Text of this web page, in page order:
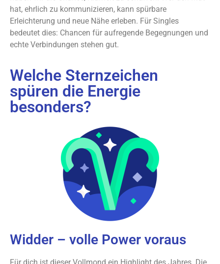
hat, ehrlich zu kommunizieren, kann spürbare
Erleichterung und neue Nähe erleben. Für Singles
bedeutet dies: Chancen für aufregende Begegnungen und
echte Verbindungen stehen gut.
Welche Sternzeichen
spüren die Energie
besonders?
Widder – volle Power voraus